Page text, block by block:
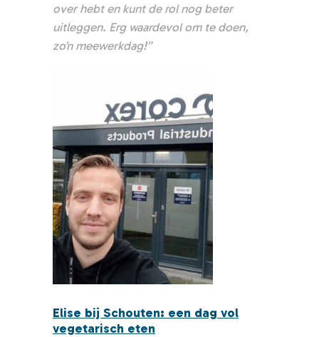
over hebt en kunt de rol nog beter
uitleggen. Erg waardevol om te doen,
zo’n meewerkdag!”
Elise bij Schouten: een dag vol
vegetarisch eten